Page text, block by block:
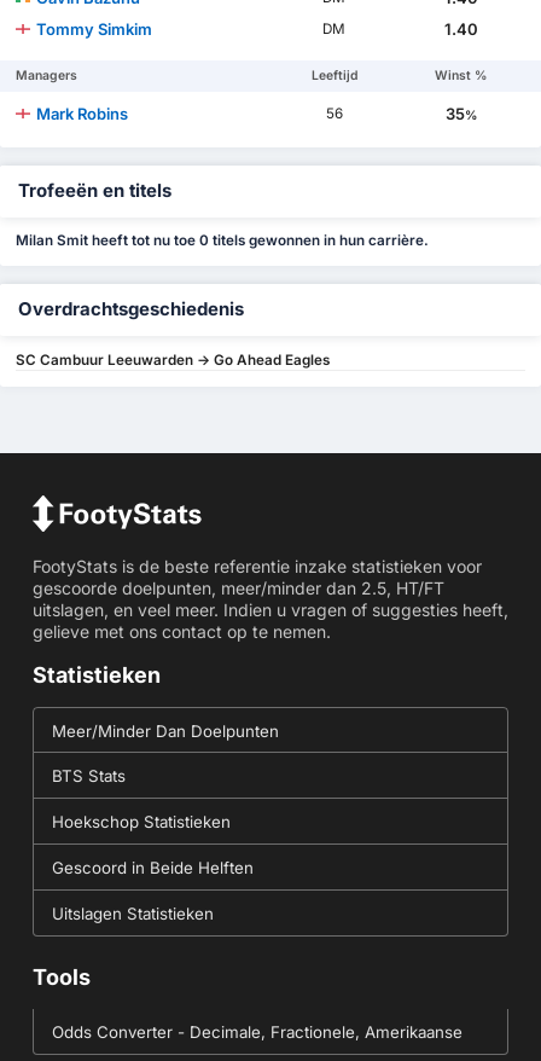
Tommy Simkim
DM 1.40
Managers Leeftijd Winst %
Mark Robins 56 35%
Trofeeën en titels
Milan Smit heeft tot nu toe 0 titels gewonnen in hun carrière.
Overdrachtsgeschiedenis
SC Cambuur Leeuwarden -> Go Ahead Eagles
FootyStats is de beste referentie inzake statistieken voor
gescoorde doelpunten, meer/minder dan 2.5, HT/FT
uitslagen, en veel meer. Indien u vragen of suggesties heeft,
gelieve met ons contact op te nemen.
Statistieken
Meer/Minder Dan Doelpunten
BTS Stats
Hoekschop Statistieken
Gescoord in Beide Helften
Uitslagen Statistieken
Tools
Odds Converter - Decimale, Fractionele, Amerikaanse